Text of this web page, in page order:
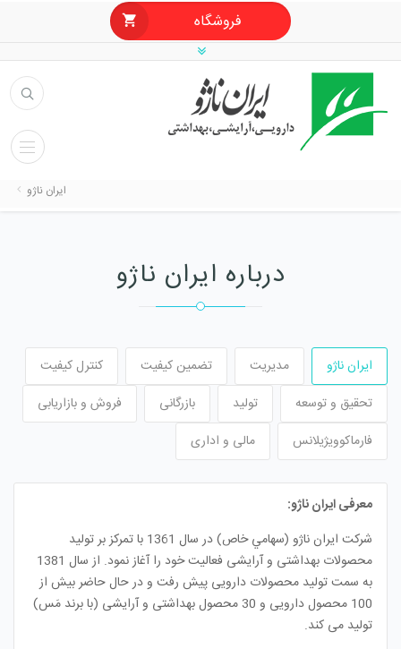
فروشگاه
ایران ناژو
درباره ایران ناژو
ایران ناژو مدیریت تضمین کیفیت
کنترل کیفیت
تحقیق و توسعه
تولید بازرگانی
فروش و بازاریابی
فارماکوویژیلانس
مالی و اداری
معرفی ایران ناژو:
شرکت ایران ناژو (سهامي خاص) در سال 1361 با تمرکز بر تولید
محصولات بهداشتی و آرایشی فعالیت خود را آغاز نمود. از سال 1381
به سمت تولید محصولات دارویی پیش رفت و در حال حاضر بیش از
100 محصول دارویی و 30 محصول بهداشتی و آرایشی (با برند مَس)
تولید می کند.